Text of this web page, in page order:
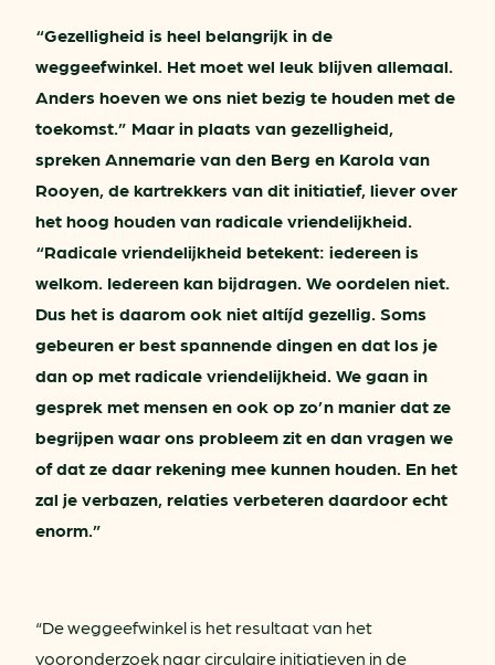
“Gezelligheid is heel belangrijk in de
weggeefwinkel. Het moet wel leuk blijven allemaal.
Anders hoeven we ons niet bezig te houden met de
toekomst.” Maar in plaats van gezelligheid,
spreken Annemarie van den Berg en Karola van
Rooyen, de kartrekkers van dit initiatief, liever over
het hoog houden van radicale vriendelijkheid.
“Radicale vriendelijkheid betekent: iedereen is
welkom. Iedereen kan bijdragen. We oordelen niet.
Dus het is daarom ook niet altíjd gezellig. Soms
gebeuren er best spannende dingen en dat los je
dan op met radicale vriendelijkheid. We gaan in
gesprek met mensen en ook op zo’n manier dat ze
begrijpen waar ons probleem zit en dan vragen we
of dat ze daar rekening mee kunnen houden. En het
zal je verbazen, relaties verbeteren daardoor echt
enorm.”
“De weggeefwinkel is het resultaat van het
vooronderzoek naar circulaire initiatieven in de